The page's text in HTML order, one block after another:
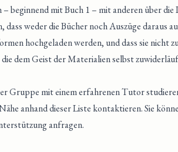
– beginnend mit Buch 1 – mit anderen über
weder die Bücher noch Auszüge daraus
hochgeladen werden, und dass sie nicht
die dem Geist der Materialien selbst
Gruppe mit einem erfahrenen Tutor
anhand dieser Liste kontaktieren. Sie
anfragen.